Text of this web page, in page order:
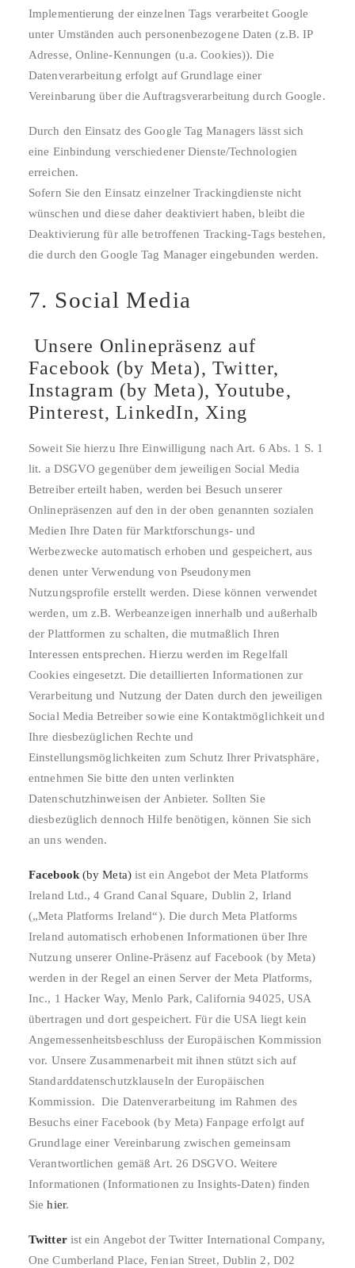
Implementierung der einzelnen Tags verarbeitet Google
unter Umständen auch personenbezogene Daten (z.B. IP
Adresse, Online-Kennungen (u.a. Cookies)). Die
Datenverarbeitung erfolgt auf Grundlage einer
Vereinbarung über die Auftragsverarbeitung durch Google.
Durch den Einsatz des Google Tag Managers lässt sich
eine Einbindung verschiedener Dienste/Technologien
erreichen.
Sofern Sie den Einsatz einzelner Trackingdienste nicht
wünschen und diese daher deaktiviert haben, bleibt die
Deaktivierung für alle betroffenen Tracking-Tags bestehen,
die durch den Google Tag Manager eingebunden werden.
7. Social Media
Unsere Onlinepräsenz auf
Facebook (by Meta), Twitter,
Instagram (by Meta), Youtube,
Pinterest, LinkedIn, Xing
Soweit Sie hierzu Ihre Einwilligung nach Art. 6 Abs. 1 S. 1
lit. a DSGVO gegenüber dem jeweiligen Social Media
Betreiber erteilt haben, werden bei Besuch unserer
Onlinepräsenzen auf den in der oben genannten sozialen
Medien Ihre Daten für Marktforschungs- und
Werbezwecke automatisch erhoben und gespeichert, aus
denen unter Verwendung von Pseudonymen
Nutzungsprofile erstellt werden. Diese können verwendet
werden, um z.B. Werbeanzeigen innerhalb und außerhalb
der Plattformen zu schalten, die mutmaßlich Ihren
Interessen entsprechen. Hierzu werden im Regelfall
Cookies eingesetzt. Die detaillierten Informationen zur
Verarbeitung und Nutzung der Daten durch den jeweiligen
Social Media Betreiber sowie eine Kontaktmöglichkeit und
Ihre diesbezüglichen Rechte und
Einstellungsmöglichkeiten zum Schutz Ihrer Privatsphäre,
entnehmen Sie bitte den unten verlinkten
Datenschutzhinweisen der Anbieter. Sollten Sie
diesbezüglich dennoch Hilfe benötigen, können Sie sich
an uns wenden.
Facebook (by Meta)ist ein Angebot der Meta Platforms
Ireland Ltd., 4 Grand Canal Square, Dublin 2, Irland
(„Meta Platforms Ireland“). Die durch Meta Platforms
Ireland automatisch erhobenen Informationen über Ihre
Nutzung unserer Online-Präsenz auf Facebook (by Meta)
werden in der Regel an einen Server der Meta Platforms,
Inc., 1 Hacker Way, Menlo Park, California 94025, USA
übertragen und dort gespeichert. Für die USA liegt kein
Angemessenheitsbeschluss der Europäischen Kommission
vor. Unsere Zusammenarbeit mit ihnen stützt sich auf
Standarddatenschutzklauseln der Europäischen
Kommission. Die Datenverarbeitung im Rahmen des
Besuchs einer Facebook (by Meta) Fanpage erfolgt auf
Grundlage einer Vereinbarung zwischen gemeinsam
Verantwortlichen gemäß Art. 26 DSGVO. Weitere
Informationen (Informationen zu Insights-Daten) finden
Siehier.
Twitter ist ein Angebot der Twitter International Company,
One Cumberland Place, Fenian Street, Dublin 2, D02